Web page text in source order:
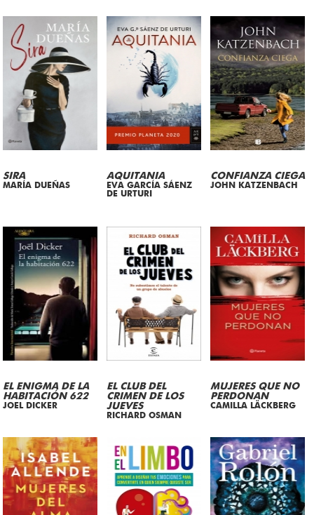
SIRA
MARÍA DUEÑAS
AQUITANIA
EVA GARCÍA SÁENZ
DE URTURI
CONFIANZA CIEGA
JOHN KATZENBACH
EL ENIGMA DE LA
HABITACIÓN 622
JOEL DICKER
EL CLUB DEL
CRIMEN DE LOS
JUEVES
RICHARD OSMAN
MUJERES QUE NO
PERDONAN
CAMILLA LÄCKBERG